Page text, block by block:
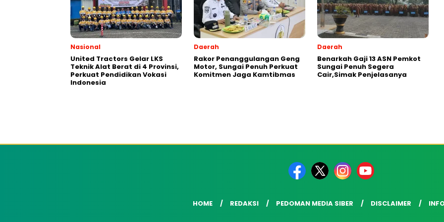
Nasional
United Tractors Gelar LKS
Teknik Alat Berat di 4 Provinsi,
Perkuat Pendidikan Vokasi
Indonesia
Daerah
Rakor Penanggulangan Geng
Motor, Sungai Penuh Perkuat
Komitmen Jaga Kamtibmas
Daerah
Benarkah Gaji 13 ASN Pemkot
Sungai Penuh Segera
Cair,Simak Penjelasanya
HOME REDAKSI PEDOMAN MEDIA SIBER DISCLAIMER